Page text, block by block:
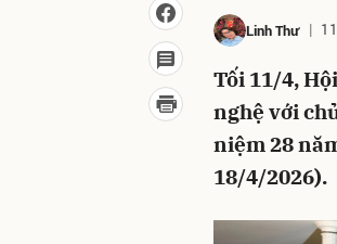
Linh Thư
Tối 11/4,
nghệ với
niệm 28
18/4/2026).